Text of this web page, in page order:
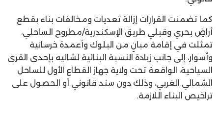
كما تضمنت القرارات إزالة تعديات ومخالفات بناء بقطع
أراضٍ بحري وقبلي طريق الإسكندرية/مطروح الساحلي،
تمثلت في إقامة مبانٍ من البلوك وأعمدة خرسانية
وأسوار، إلى جانب زيادة النسبة البنائية لشاليه بإحدى القرى
السياحية، الواقعة تحت ولاية جهاز القطاع الأول للساحل
الشمالي الغربي، وذلك دون سند قانوني أو الحصول على
تراخيص البناء اللازمة.